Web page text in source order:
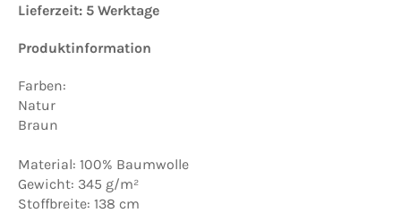
Lieferzeit: 5 Werktage
Produktinformation
Farben:
Natur
Braun
Material: 100% Baumwolle
Gewicht: 345 g/m²
Stoffbreite: 138 cm